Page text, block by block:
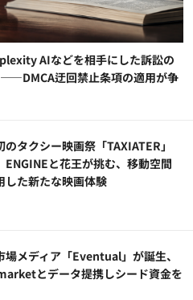
AIなどを相手にした訴訟の
迂回禁止条項の適用が争
のタクシー映画祭「TAXIATER」
ENGINEと花王が挑む、移動空間
した新たな映画体験
場メディア「Eventual」が誕生、
とデータ提携しシード資金を